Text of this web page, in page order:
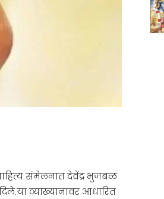
संमेलनात देवेंद्र भुजबळ
व्याख्यानावर आधारित